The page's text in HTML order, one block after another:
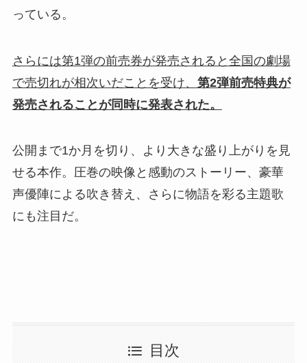
っている。
さらには第1弾の前売券が発売されると全国の劇場
で売切れが相次いだことを受け、 第2弾前売特典が
発売されることが同時に発表された。
公開まで1か月を切り、より大きな盛り上がりを見
せる本作。圧巻の映像と感動のストーリー、豪華
声優陣による吹き替え、さらに物語を彩る主題歌
にも注目だ。
目次